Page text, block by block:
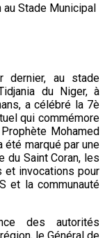
Stade Municipal
dernier, au stade
du Niger, à
a célébré la 7è
qui commémore
Mohamed
été marqué par une
du Saint Coran, les
et invocations pour
et la communauté
des autorités
le Général de